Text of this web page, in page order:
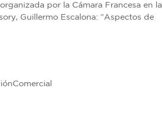
por la Cámara Francesa en la
Guillermo Escalona: “Aspectos de